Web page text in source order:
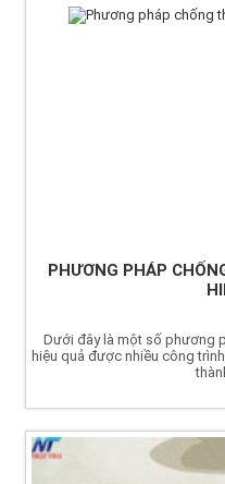
PHƯƠNG PHÁP
Dưới đây là một số phương
hiệu quả được nhiều công